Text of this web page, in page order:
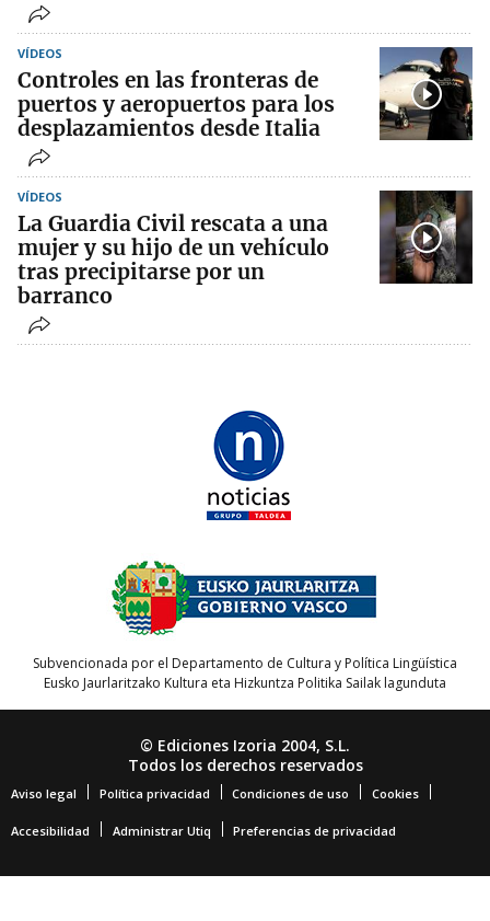
VÍDEOS
Controles en las fronteras de
puertos y aeropuertos para los
desplazamientos desde Italia
VÍDEOS
La Guardia Civil rescata a una
mujer y su hijo de un vehículo
tras precipitarse por un
barranco
Subvencionada por el Departamento de Cultura y Política Lingüística
Eusko Jaurlaritzako Kultura eta Hizkuntza Politika Sailak lagunduta
© Ediciones Izoria 2004, S.L.
Todos los derechos reservados
Aviso legal Política privacidad Condiciones de uso Cookies
Accesibilidad Administrar Utiq Preferencias de privacidad